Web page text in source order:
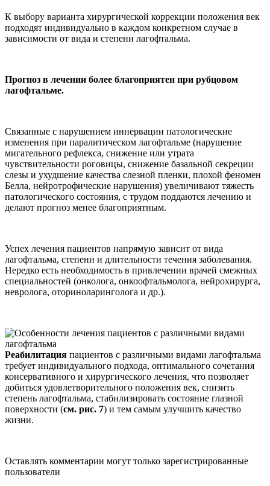
К выбору варианта хирургической коррекции положения век
подходят индивидуально в каждом конкретном случае в
зависимости от вида и степени лагофтальма.
Прогноз в лечении более благоприятен при рубцовом
лагофтальме.
Связанные с нарушением иннервации патологические
изменения при паралитическом лагофтальме (нарушение
мигательного рефлекса, снижение или утрата
чувствительности роговицы, снижение базальной секреции
слезы и ухудшение качества слезной пленки, плохой феномен
Белла, нейротрофические нарушения) увеличивают тяжесть
патологического состояния, с трудом поддаются лечению и
делают прогноз менее благоприятным.
Успех лечения пациентов напрямую зависит от вида
лагофтальма, степени и длительности течения заболевания.
Нередко есть необходимость в привлечении врачей смежных
специальностей (онколога, онкоофтальмолога, нейрохирурга,
невролога, оториноларинголога и др.).
Реабилитация пациентов с различными видами лагофтальма
требует индивидуального подхода, оптимального сочетания
консервативного и хирургического лечения, что позволяет
добиться удовлетворительного положения век, снизить
степень лагофтальма, стабилизировать состояние глазной
поверхности (см. рис. 7) и тем самым улучшить качество
жизни.
Оставлять комментарии могут только зарегистрированные
пользователи